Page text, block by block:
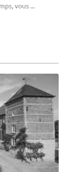
vous ...